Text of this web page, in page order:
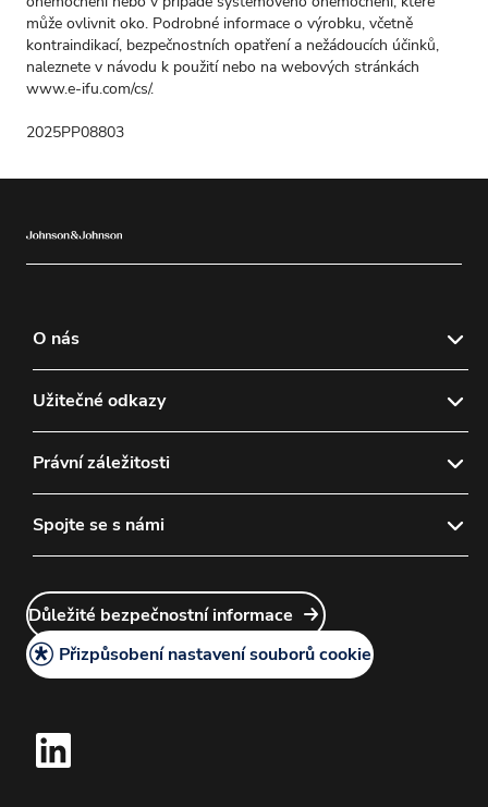
může ovlivnit oko. Podrobné informace o výrobku, včetně
kontraindikací, bezpečnostních opatření a nežádoucích účinků,
naleznete v návodu k použití nebo na webových stránkách
www.e-ifu.com/cs/.
2025PP08803
O nás
O společnosti Johnson & Johnson Vision
Náš závázek k vám
Vyhledat očního specialistu | ACUVUE
Objednávání
Mapa stránek
Užitečné odkazy
Kontaktujte nás
Nejčastější otázky
Obchodní podmínky
Medical Information Requests
Právní záležitosti
Ochrana vašich dat
Návody k použití kontaktních čoček
Důležité bezpečnostní informace
Podmínky poskytování služeb
Zásady používání souborů cookies
Spojte se s námi
Důležité bezpečnostní informace
Přizpůsobení nastavení souborů cookie